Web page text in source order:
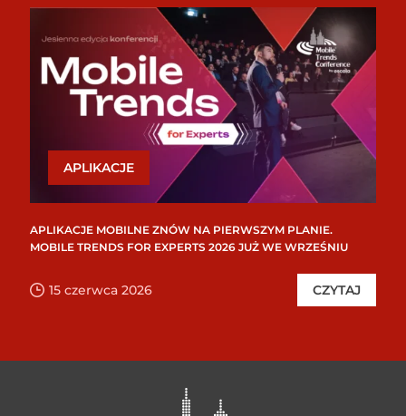
APLIKACJE
APLIKACJE MOBILNE ZNÓW NA PIERWSZYM PLANIE.
MOBILE TRENDS FOR EXPERTS 2026 JUŻ WE WRZEŚNIU
15 czerwca 2026 CZYTAJ